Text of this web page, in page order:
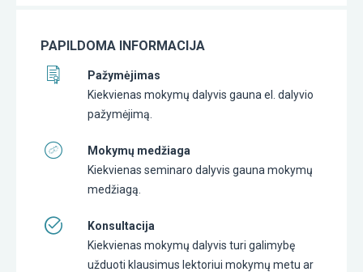
PAPILDOMA INFORMACIJA
Pažymėjimas
Kiekvienas mokymų dalyvis gauna el. dalyvio
pažymėjimą.
Mokymų medžiaga
Kiekvienas seminaro dalyvis gauna mokymų
medžiagą.
Konsultacija
Kiekvienas mokymų dalyvis turi galimybę
užduoti klausimus lektoriui mokymų metu ar